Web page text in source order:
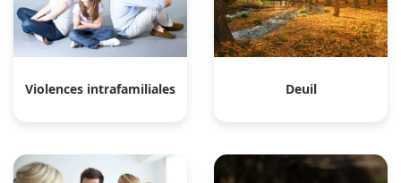
Violences intrafamiliales Deuil